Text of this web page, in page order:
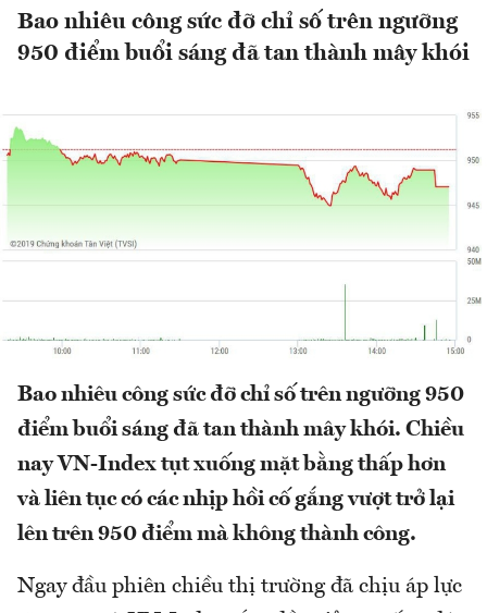
Bao nhiêu công sức đỡ chỉ số trên ngưỡng
950 điểm buổi sáng đã tan thành mây khói
Bao nhiêu công sức đỡ chỉ số trên ngưỡng 950
điểm buổi sáng đã tan thành mây khói. Chiều
nay VN-Index tụt xuống mặt bằng thấp hơn
và liên tục có các nhịp hồi cố gắng vượt trở lại
lên trên 950 điểm mà không thành công.
Ngay đầu phiên chiều thị trường đã chịu áp lực